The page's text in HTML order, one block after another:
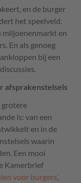
en de burger
het speelveld.
miljoenenmarkt en
En als genoeg
bij een
afsprakenstelsels
grotere
is: van een
en in de
waarin
Een mooi
Kamerbrief
voor burgers’,